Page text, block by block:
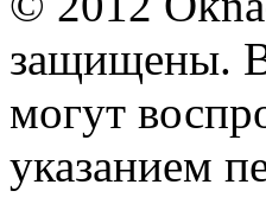
защищены.
могут
указанием